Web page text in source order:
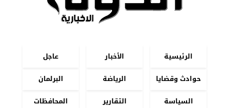
الرئيسية الأخبار
عاجل
حوادث وقضايا
الرياضة
البرلمان
السياسة
التقارير
المحافظات